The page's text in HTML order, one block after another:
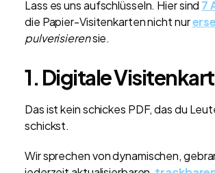
Lass es uns aufschlüsseln. Hier sind 7
die Papier-Visitenkarten nicht nur
pulverisierensie.
1. Digitale
Das ist kein schickes PDF, das du
schickst.
Wir sprechen von dynamischen,